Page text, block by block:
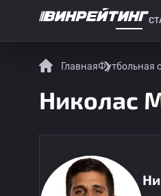
ГлавнаяФутбольная
Николас